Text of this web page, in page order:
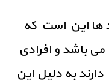
ها این است که
باشد و افرادی
به دلیل این